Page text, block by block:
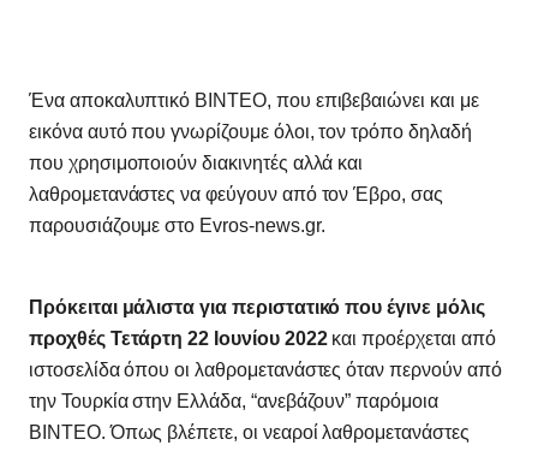
Ένα αποκαλυπτικό ΒΙΝΤΕΟ, που επιβεβαιώνει και με
εικόνα αυτό που γνωρίζουμε όλοι, τον τρόπο δηλαδή
που χρησιμοποιούν διακινητές αλλά και
λαθρομετανάστες να φεύγουν από τον Έβρο, σας
παρουσιάζουμε στο Evros-news.gr.
Πρόκειται μάλιστα για περιστατικό που έγινε μόλις
προχθές Τετάρτη 22 Ιουνίου 2022και προέρχεται από
ιστοσελίδα όπου οι λαθρομετανάστες όταν περνούν από
την Τουρκία στην Ελλάδα, “ανεβάζουν” παρόμοια
ΒΙΝΤΕΟ. Όπως βλέπετε, οι νεαροί λαθρομετανάστες